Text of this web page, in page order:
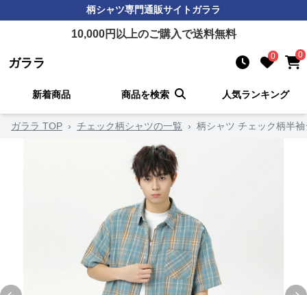
柄シャツ専門通販サイトガララ
10,000円以上のご購入で送料無料
ガララ 0 0
新着商品 商品を検索 人気ランキング
ガララ TOP › チェック柄シャツの一覧 › 柄シャツ チェック柄半